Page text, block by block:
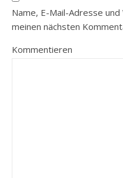
Name, E-Mail-Adresse
meinen nächsten
Kommentieren